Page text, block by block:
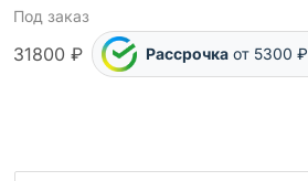
Под заказ
31800 ₽ Рассрочка от 5300 ₽